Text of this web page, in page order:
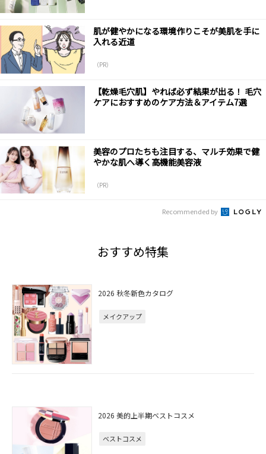
肌が健やかになる環境作りこそが美肌を手に
入れる近道
（PR）
【乾燥毛穴肌】やれば必ず結果が出る！ 毛穴
ケアにおすすめのケア方法＆アイテム7選
美容のプロたちも注目する、マルチ効果で健
やかな肌へ導く高機能美容液
（PR）
Recommended by
おすすめ特集
2026 秋冬新色カタログ
メイクアップ
2026 美的上半期ベストコスメ
ベストコスメ